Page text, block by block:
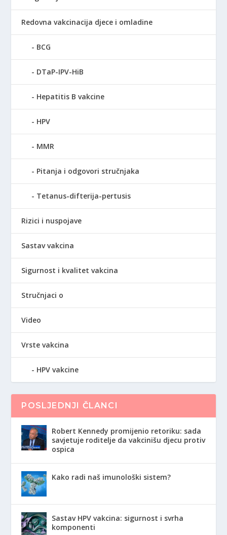
Redovna vakcinacija djece i omladine
BCG
DTaP-IPV-HiB
Hepatitis B vakcine
HPV
MMR
Pitanja i odgovori stručnjaka
Tetanus-difterija-pertusis
Rizici i nuspojave
Sastav vakcina
Sigurnost i kvalitet vakcina
Stručnjaci o
Video
Vrste vakcina
HPV vakcine
POSLJEDNJI ČLANCI
Robert Kennedy promijenio retoriku: sada
savjetuje roditelje da vakcinišu djecu protiv
ospica
Kako radi naš imunološki sistem?
Sastav HPV vakcina: sigurnost i svrha
komponenti